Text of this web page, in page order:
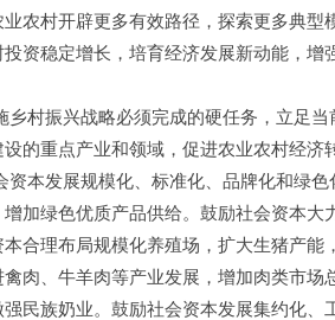
农村开辟更多有效路径，探索更多典
资稳定增长，培育经济发展新动能，增
乡村振兴战略必须完成的硬任务，立足
的重点产业和领域，促进农业农村经济
资本发展规模化、标准化、品牌化和绿
加绿色优质产品供给。鼓励社会资本
合理布局规模化养殖场，扩大生猪产
肉、牛羊肉等产业发展，增加肉类市场
民族奶业。鼓励社会资本发展集约化